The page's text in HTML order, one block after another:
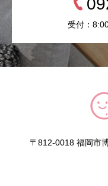
受付：
〒812-0018 福岡市